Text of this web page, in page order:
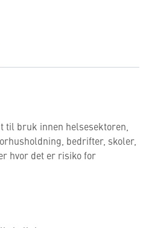
til bruk innen helsesektoren,
bedrifter, skoler,
hvor det er risiko for